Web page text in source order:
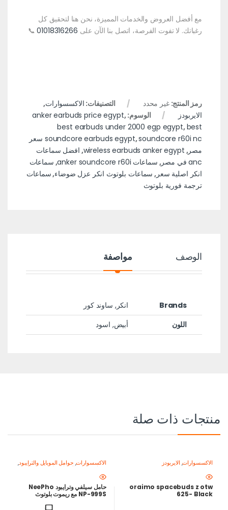
مع أفضل العروض والخدمات المميزة، نحن هنا لتحقيق كل
رغباتك. لا تفوت الفرصة، اتصل بنا الآن على 01018316266
📞
رمز المنتج:غير محدد التصنيفات: الاكسسوارات,
الايربودز
الوسوم: anker earbuds price egypt,
best earbuds under 2000 egp egypt,best
soundcore earbuds egypt,
soundcore r60i nc سعر
مصر,
wireless earbuds anker egypt
, افضل سماعات
anc في مصر
, سماعات anker soundcore r60i , سماعات
انكر اصلية سعر, سماعات بلوتوث انكر عزل ضوضاء, سماعات
ترجمة فورية بلوتوث
الوصف مواصفة
Brands انكر, ساوند كور
اللون
أبيض, اسود
منتجات ذات صلة
الاكسسوارات, الايربودز
oraimo spacebuds z otw
625- Black
الاكسسوارات, حوامل الموبايل والترايبود,
معدات تصوير الموبايل-اصنع محتواك
باحتراف
حامل سيلفي وترايبود NeePho
NP-999S مع ريموت بلوتوث